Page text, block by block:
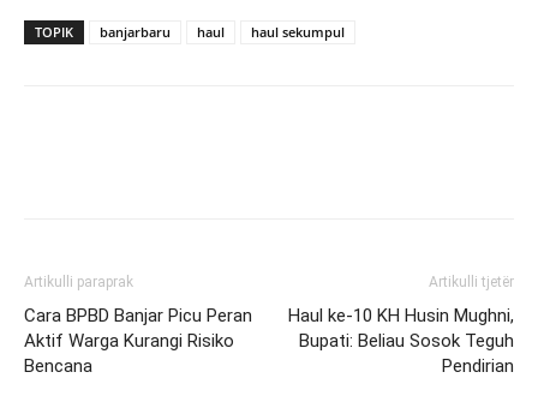
TOPIK banjarbaru haul haul sekumpul
Artikulli paraprak
Cara BPBD Banjar Picu Peran
Aktif Warga Kurangi Risiko
Bencana
Artikulli tjetër
Haul ke-10 KH Husin Mughni,
Bupati: Beliau Sosok Teguh
Pendirian